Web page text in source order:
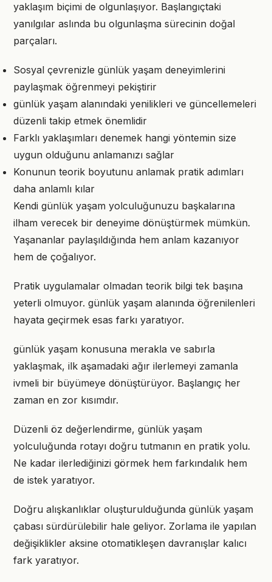
yaklaşım biçimi de olgunlaşıyor. Başlangıçtaki
yanılgılar aslında bu olgunlaşma sürecinin doğal
parçaları.
Sosyal çevrenizle günlük yaşam deneyimlerini
paylaşmak öğrenmeyi pekiştirir
günlük yaşam alanındaki yenilikleri ve güncellemeleri
düzenli takip etmek önemlidir
Farklı yaklaşımları denemek hangi yöntemin size
uygun olduğunu anlamanızı sağlar
Konunun teorik boyutunu anlamak pratik adımları
daha anlamlı kılar
Kendi günlük yaşam yolculuğunuzu başkalarına
ilham verecek bir deneyime dönüştürmek mümkün.
Yaşananlar paylaşıldığında hem anlam kazanıyor
hem de çoğalıyor.
Pratik uygulamalar olmadan teorik bilgi tek başına
yeterli olmuyor. günlük yaşam alanında öğrenilenleri
hayata geçirmek esas farkı yaratıyor.
günlük yaşam konusuna merakla ve sabırla
yaklaşmak, ilk aşamadaki ağır ilerlemeyi zamanla
ivmeli bir büyümeye dönüştürüyor. Başlangıç her
zaman en zor kısımdır.
Düzenli öz değerlendirme, günlük yaşam
yolculuğunda rotayı doğru tutmanın en pratik yolu.
Ne kadar ilerlediğinizi görmek hem farkındalık hem
de istek yaratıyor.
Doğru alışkanlıklar oluşturulduğunda günlük yaşam
çabası sürdürülebilir hale geliyor. Zorlama ile yapılan
değişiklikler aksine otomatikleşen davranışlar kalıcı
fark yaratıyor.